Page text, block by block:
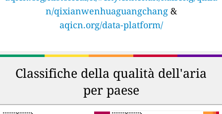
n/qixianwenhuaguangchang&
aqicn.org/data-platform/
Classifiche della qualità dell'aria
per paese